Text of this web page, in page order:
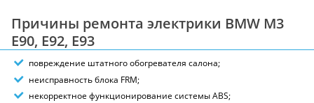
Причины ремонта электрики BMW M3
E90, E92, E93
повреждение штатного обогревателя салона;
неисправность блока FRM;
некорректное функционирование системы ABS;